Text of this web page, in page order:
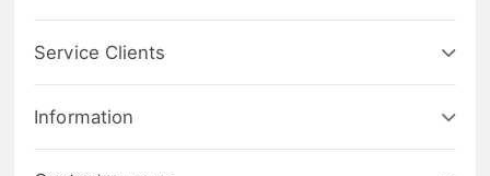
Service Clients
Information